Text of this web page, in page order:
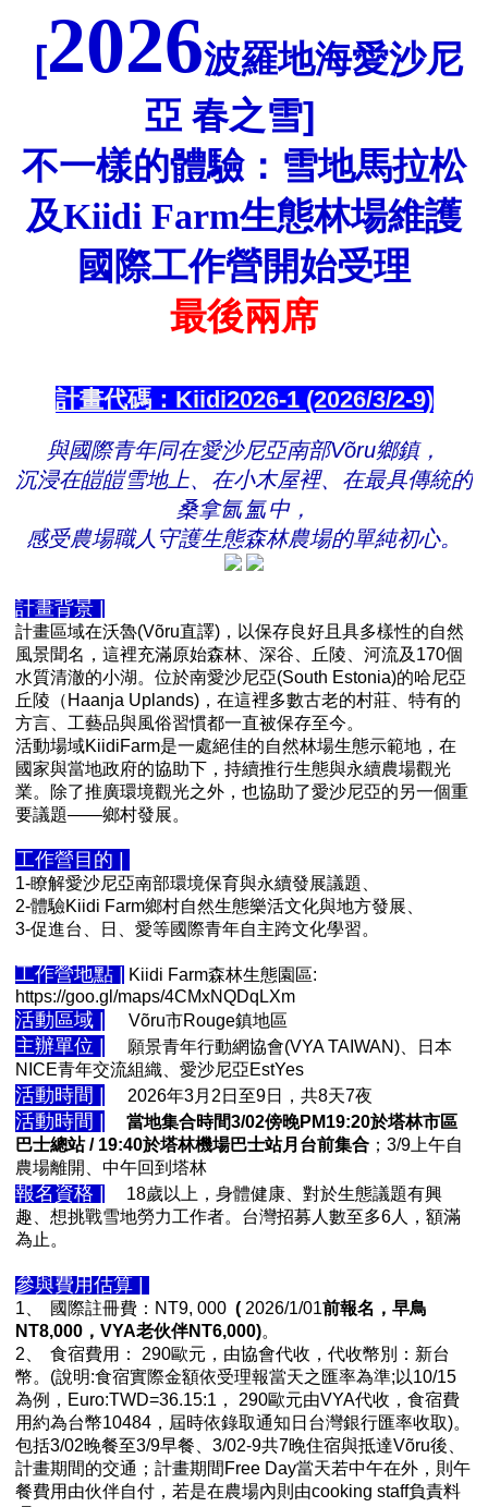
[2026波羅地海愛沙尼
亞 春之雪]
不一樣的體驗：雪地馬拉松
及Kiidi Farm生態林場維護
國際工作營開始受理
最後兩席
計畫代碼：Kiidi2026-1 (2026/3/2-9)
與國際青年同在愛沙尼亞南部Võru鄉鎮，
沉浸在皚皚雪地上、在小木屋裡、在最具傳統的
桑拿氤氳中，
感受農場職人守護生態森林農場的單純初心。
計畫背景 |
計畫區域在沃魯(Võru直譯)，以保存良好且具多樣性的自然
風景聞名，這裡充滿原始森林、深谷、丘陵、河流及170個
水質清澈的小湖。位於南愛沙尼亞(South Estonia)的哈尼亞
丘陵（Haanja Uplands)，在這裡多數古老的村莊、特有的
方言、工藝品與風俗習慣都一直被保存至今。
活動場域KiidiFarm是一處絕佳的自然林場生態示範地，在
國家與當地政府的協助下，持續推行生態與永續農場觀光
業。除了推廣環境觀光之外，也協助了愛沙尼亞的另一個重
要議題——鄉村發展。
工作營目的 |
1-瞭解愛沙尼亞南部環境保育與永續發展議題、
2-體驗Kiidi Farm鄉村自然生態樂活文化與地方發展、
3-促進台、日、愛等國際青年自主跨文化學習。
工作營地點 | Kiidi Farm森林生態園區:
https://goo.gl/maps/4CMxNQDqLXm
活動區域 | Võru市Rouge鎮地區
主辦單位 |
願景青年行動網協會(VYA TAIWAN)、日本
NICE青年交流組織、愛沙尼亞EstYes
活動時間 | 2026年3月2日至9日，共8天7夜
活動時間 |
當地集合時間3/02傍晚PM19:20於塔林市區
巴士總站 / 19:40於塔林機場巴士站月台前集合 ；3/9上午自
農場離開、中午回到塔林
報名資格 |
18歲以上，身體健康、對於生態議題有興
趣、想挑戰雪地勞力工作者。台灣招募人數至多6人，額滿
為止。
參與費用估算 |
1、 國際註冊費：NT9, 000 ( 2026/1/01前報名，早鳥
NT8,000，VYA老伙伴NT6,000)。
2、
食宿費用： 290歐元，由協會代收，代收幣別：新台
幣。(說明:食宿實際金額依受理報當天之匯率為準;以10/15
為例，Euro:TWD=36.15:1， 290歐元由VYA代收，食宿費
用約為台幣10484，屆時依錄取通知日台灣銀行匯率收取)。
包括3/02晚餐至3/9早餐、3/02-9共7晚住宿與抵達Võru後、
計畫期間的交通；計畫期間Free Day當天若中午在外，則午
餐費用由伙伴自付，若是在農場內則由cooking staff負責料